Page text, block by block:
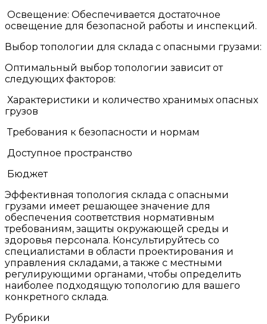
Освещение: Обеспечивается достаточное
освещение для безопасной работы и инспекций.
Выбор топологии для склада с опасными грузами:
Оптимальный выбор топологии зависит от
следующих факторов:
Характеристики и количество хранимых опасных
грузов
Требования к безопасности и нормам
Доступное пространство
Бюджет
Эффективная топология склада с опасными
грузами имеет решающее значение для
обеспечения соответствия нормативным
требованиям, защиты окружающей среды и
здоровья персонала. Консультируйтесь со
специалистами в области проектирования и
управления складами, а также с местными
регулирующими органами, чтобы определить
наиболее подходящую топологию для вашего
конкретного склада.
Рубрики